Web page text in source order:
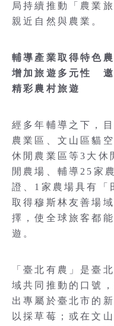
局持續推動「農業
親近自然與農業。
輔導產業取得特色
增加旅遊多元性
精彩農村旅遊
經多年輔導之下，
農業區、文山區貓
休閒農業區等3大休
閒農場、輔導25家
證、1家農場具有「
取得穆斯林友善場
擇，使全球旅客都
遊。
「臺北有農」是臺
域共同推動的口號
出專屬於臺北市的
以採草莓；或在文